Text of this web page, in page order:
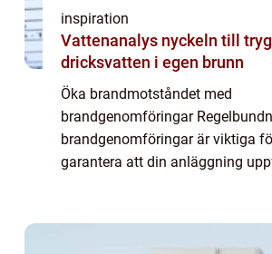
inspiration
Vattenanalys nyckeln till tryggt
dricksvatten i egen brunn
Öka brandmotståndet med
brandgenomföringar
brandgenomföringar är viktiga
garantera att din anläggning